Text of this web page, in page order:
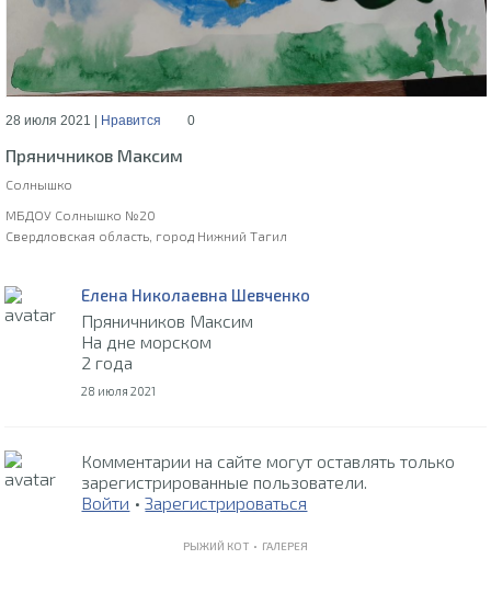
28 июля 2021 | Нравится 0
Пряничников Максим
Солнышко
МБДОУ Солнышко №20
Свердловская область, город Нижний Тагил
Елена Николаевна Шевченко
Пряничников Максим
На дне морском
2 года
28 июля 2021
Комментарии на сайте могут оставлять только
зарегистрированные пользователи.
Войти •Зарегистрироваться
РЫЖИЙ КОТ • ГАЛЕРЕЯ